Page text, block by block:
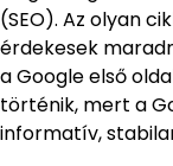
(SEO). Az olyan
érdekesek
a Google első
történik, mert a
informatív,